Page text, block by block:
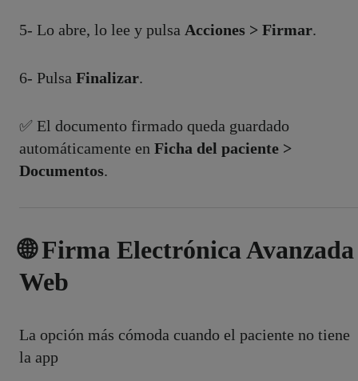
5- Lo abre, lo lee y pulsa Acciones > Firmar.
6- Pulsa Finalizar.
✅ El documento firmado queda guardado
automáticamente en Ficha del paciente >
Documentos.
🌐 Firma Electrónica Avanzada
Web
La opción más cómoda cuando el paciente no tiene
la app